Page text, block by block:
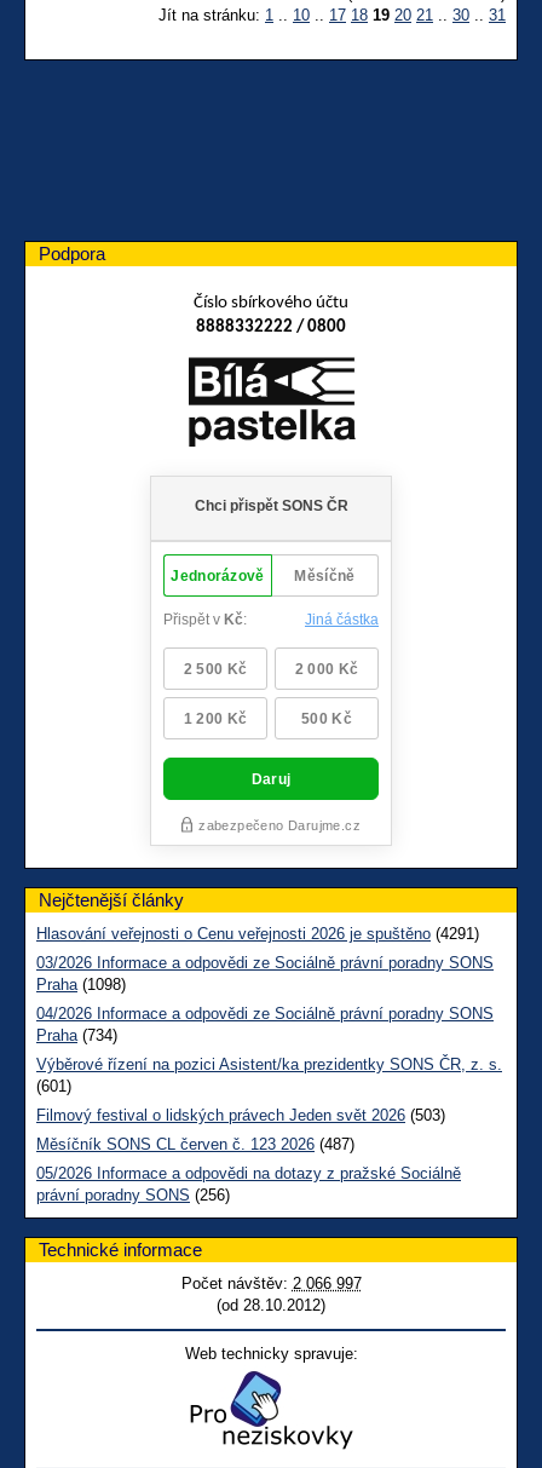
Jít na stránku: 1 10 17 18 19 20 21 30 31
Podpora
Číslo sbírkového účtu
8888332222 / 0800
Nejčtenější články
Hlasování veřejnosti o Cenu veřejnosti 2026 je spuštěno (4291)
03/2026 Informace a odpovědi ze Sociálně právní poradny SONS
Praha(1098)
04/2026 Informace a odpovědi ze Sociálně právní poradny SONS
Praha(734)
Výběrové řízení na pozici Asistent/ka prezidentky SONS ČR, z. s.
(601)
Filmový festival o lidských právech Jeden svět 2026 (503)
Měsíčník SONS CL červen č. 123 2026 (487)
05/2026 Informace a odpovědi na dotazy z pražské Sociálně
právní poradny SONS (256)
Technické informace
Počet návštěv: 2 066 997
(od 28.10.2012)
Web technicky spravuje: